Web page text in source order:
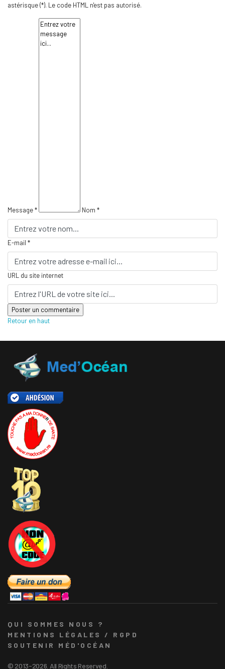
astérisque (*). Le code HTML n'est pas autorisé.
Message * Nom *
E-mail *
URL du site internet
Retour en haut
QUI SOMMES NOUS ?
MENTIONS LÉGALES / RGPD
SOUTENIR MÉD'OCÉAN
© 2013-2026. All Rights Reserved.